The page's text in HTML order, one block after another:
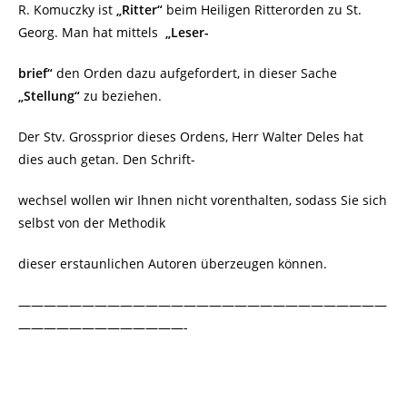
R. Komuczky ist „Ritter“ beim Heiligen Ritterorden zu St.
Georg. Man hat mittels „Leser-
brief“ den Orden dazu aufgefordert, in dieser Sache
„Stellung“ zu beziehen.
Der Stv. Grossprior dieses Ordens, Herr Walter Deles hat
dies auch getan. Den Schrift-
wechsel wollen wir Ihnen nicht vorenthalten, sodass Sie sich
selbst von der Methodik
dieser erstaunlichen Autoren überzeugen können.
—————————————————————————————
—————————————-